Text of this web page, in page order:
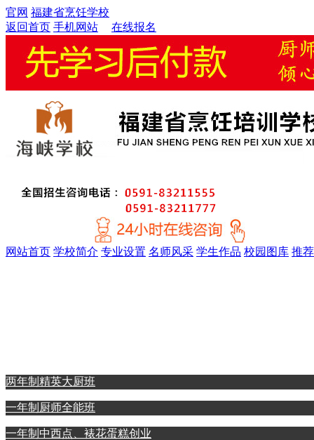
官网 福建省烹饪学校
返回首页 手机网站 在线报名
网站首页 学校简介 专业设置 名师风采 学生作品 校园图库 推
两年制精英大厨班
一年制厨师全能班
一年制中西点、裱花蛋糕创业